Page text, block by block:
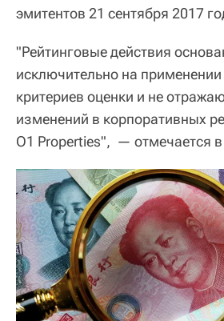
эмитентов 21 сентября 2017
"Рейтинговые действия
исключительно на
критериев оценки и не
изменений в корпоративных
O1 Properties", — отмечается